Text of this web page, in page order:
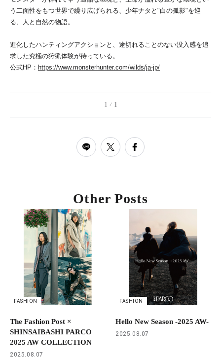
う二面性をもつ世界で繰り広げられる、少年ナタと"白の孤影"を巡
る、人と自然の物語。
進化したハンティングアクションと、途切れることのない没入感を追
求した究極の狩猟体験が待っている。
公式HP： https://www.monsterhunter.com/wilds/ja-jp/
1 / 1
Other Posts
FASHION
The Fashion Post ×
SHINSAIBASHI PARCO
2025 AW COLLECTION
2025.08.07
FASHION
Hello New Season -2025 AW-
2025.08.07